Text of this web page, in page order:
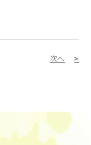
次へ